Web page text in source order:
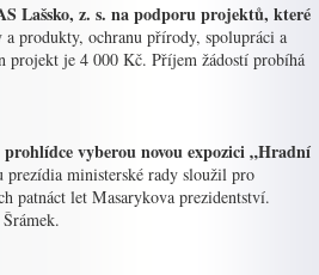
Lašsko, z. s. na podporu projektů, které
produkty, ochranu přírody, spolupráci a
projekt je 4 000 Kč. Příjem žádostí probíhá
vyberou novou expozici „Hradní
ministerské rady sloužil pro
patnáct let Masarykova prezidentství.